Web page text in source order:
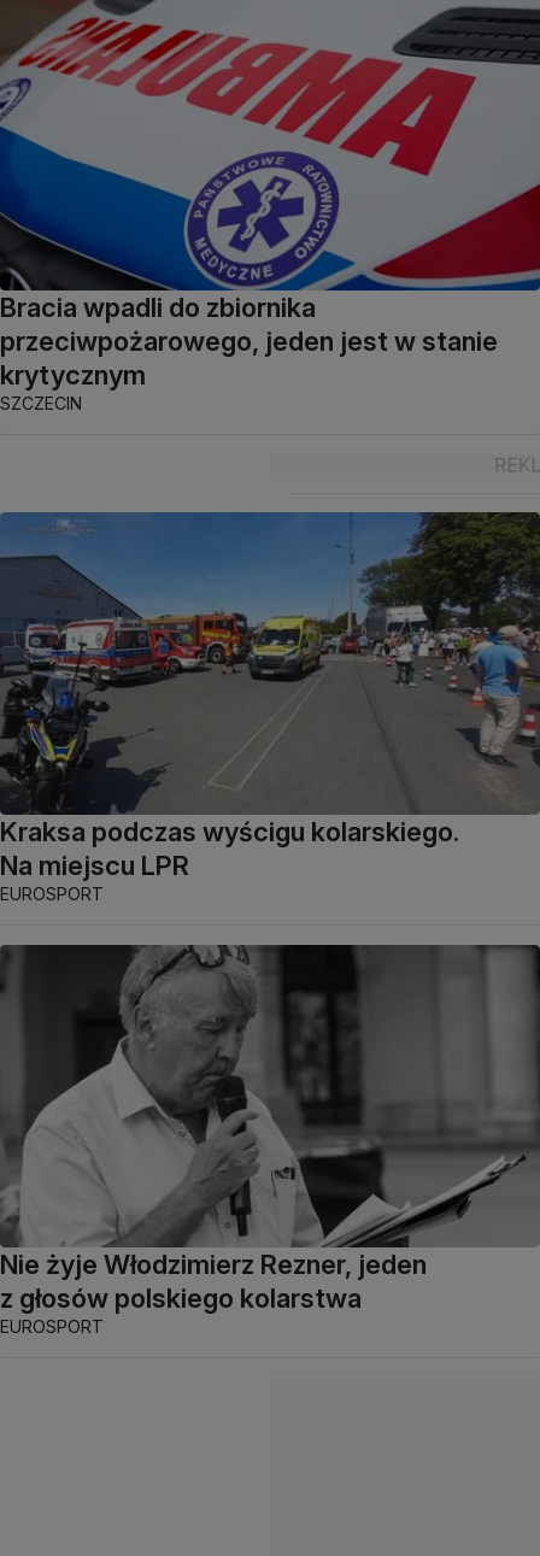
Bracia wpadli do zbiornika
przeciwpożarowego, jeden jest w stanie
krytycznym
SZCZECIN
Kraksa podczas wyścigu kolarskiego.
Na miejscu LPR
EUROSPORT
Nie żyje Włodzimierz Rezner, jeden
z głosów polskiego kolarstwa
EUROSPORT